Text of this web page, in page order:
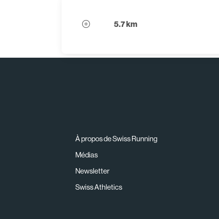
5.7 km
À propos de Swiss Running
Médias
Newsletter
Swiss Athletics